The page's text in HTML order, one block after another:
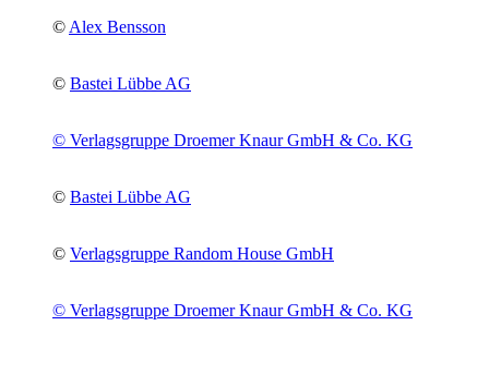
© Alex Bensson
© Bastei Lübbe AG
© Verlagsgruppe Droemer Knaur GmbH & Co. KG
© Bastei Lübbe AG
© Verlagsgruppe Random House GmbH
© Verlagsgruppe Droemer Knaur GmbH & Co. KG